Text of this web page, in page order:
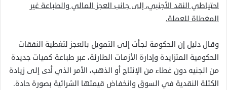
احتياطي النقد الأجنبي، إلى جانب العجز المالي والطباعة غير
المغطاة للعملة.
وقال دليل إن الحكومة لجأت إلى التمويل بالعجز لتغطية النفقات
الحكومية المتزايدة وإدارة الأزمات الطارئة، عبر طباعة كميات جديدة
من الجنيه دون غطاء من الإنتاج أو الذهب، الأمر الذي أدى إلى زيادة
الكتلة النقدية في السوق وانخفاض قيمتها الشرائية بصورة حادة.